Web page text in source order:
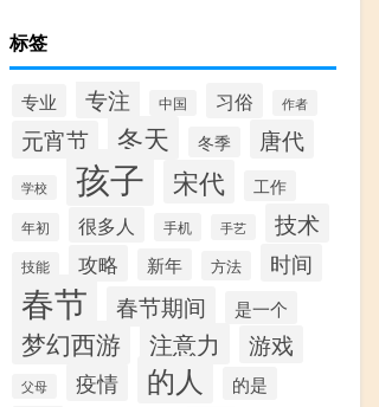
标签
专业 专注 中国 习俗 作者
元宵节 冬天 冬季 唐代
学校 孩子 宋代 工作
年初 很多人 手机 手艺 技术
技能 攻略 新年 方法 时间
春节 春节期间 是一个
梦幻西游 注意力 游戏
父母 疫情 的人 的是